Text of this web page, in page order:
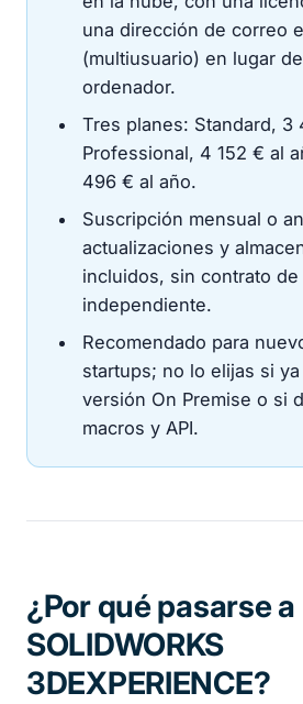
una dirección de correo
(multiusuario) en lugar
ordenador.
Tres planes: Standard, 3
Professional, 4 152 € al
496 € al año.
Suscripción mensual o
actualizaciones y
incluidos, sin contrato
independiente.
Recomendado para
startups; no lo elijas si
versión On Premise o si
macros y API.
¿Por qué pasarse a
SOLIDWORKS
3DEXPERIENCE?